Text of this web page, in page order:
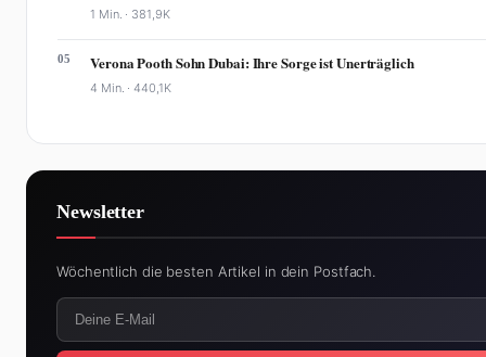
1 Min. · 381,9K
05 Verona Pooth Sohn Dubai: Ihre Sorge ist Unerträglich
4 Min. ·440,1K
Newsletter
Wöchentlich die besten Artikel in dein Postfach.